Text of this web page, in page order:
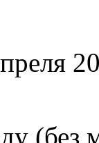
(без